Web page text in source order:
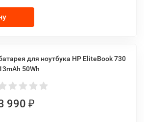
для ноутбука HP EliteBook 730
50Wh
990 ₽